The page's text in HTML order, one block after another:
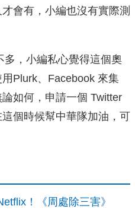
會有，小編也沒有實際測
多，小編私心覺得這個奧
Plurk、Facebook 來集
如何，申請一個 Twitter
個時候幫中華隊加油，可
！《周處除三害》